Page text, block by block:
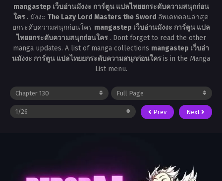
mangastep เว็บอ่านมังงะ การ์ตูน แปลไทยยกระดับความสนุกก่อน
ใคร . มังงะ The Lazy Lord Masters the Sword อัพเดทตอนล่าสุด
ยกระดับความสนุกก่อนใคร mangastep เว็บอ่านมังงะ การ์ตูน แปล
ไทยยกระดับความสนุกก่อนใคร . Dont forget to read the other
manga updates. A list of manga collections mangastep เว็บอ่า
นมังงะ การ์ตูน แปลไทยยกระดับความสนุกก่อนใครis in the Manga
List menu.
Prev Next